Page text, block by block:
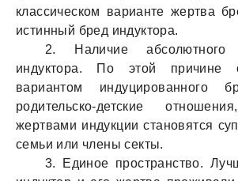
классическом варианте жертва
истинный бред индуктора.
2. Наличие абсолютного
индуктора. По этой причине
вариантом индуцированного
родительско-детские
жертвами индукции становятся
семьи или члены секты.
3. Единое пространство.